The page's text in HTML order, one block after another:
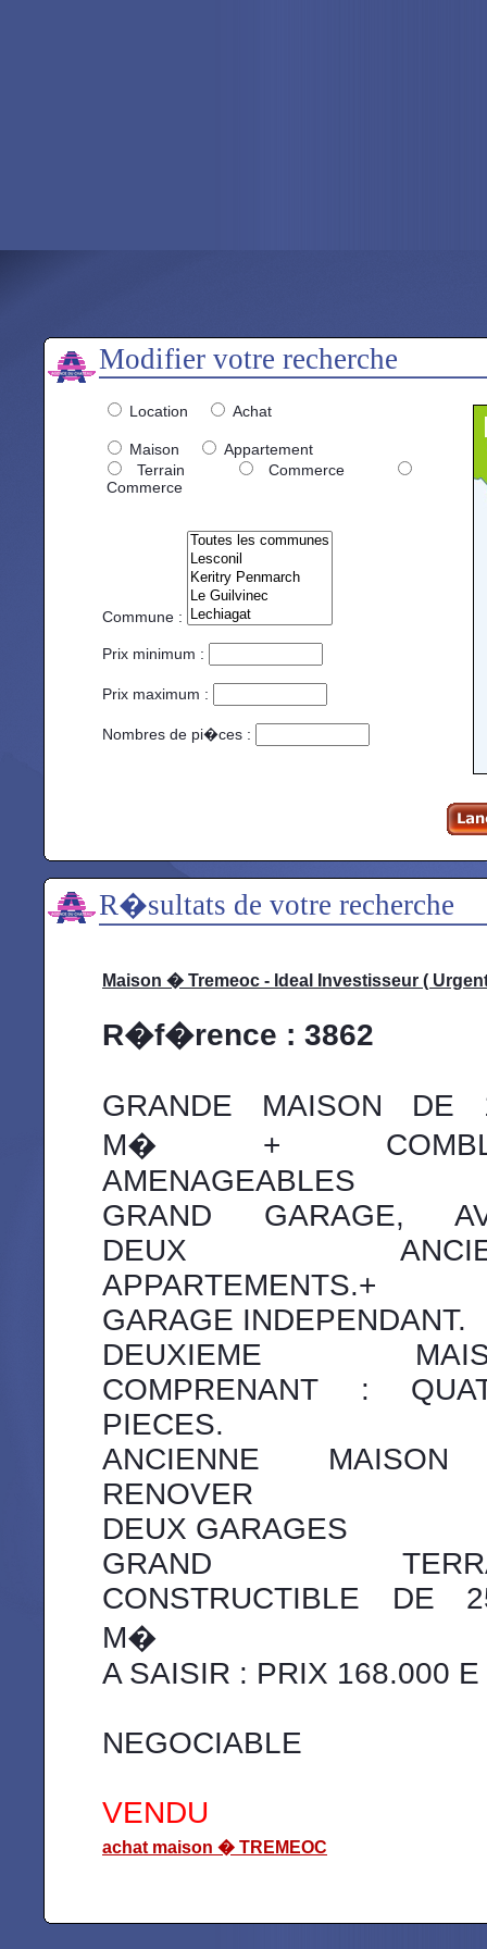
Modifier votre recherche
Location Achat
Maison
Appartement
Terrain
Commerce
Commerce
Commune :
Prix minimum :
Prix maximum :
Nombres de pi�ces :
R�sultats de votre recherche
Maison � Tremeoc - Ideal Investisseur (
R�f�rence : 3862
GRANDE MAISON DE
M� +
AMENAGEABLES
GRAND GARAGE,
DEUX
APPARTEMENTS.+
GARAGE INDEPENDANT.
DEUXIEME
COMPRENANT :
PIECES.
ANCIENNE
RENOVER
DEUX GARAGES
GRAND
CONSTRUCTIBLE DE
M�
A SAISIR : PRIX 168.000 E
NEGOCIABLE
VENDU
achat maison � TREMEOC